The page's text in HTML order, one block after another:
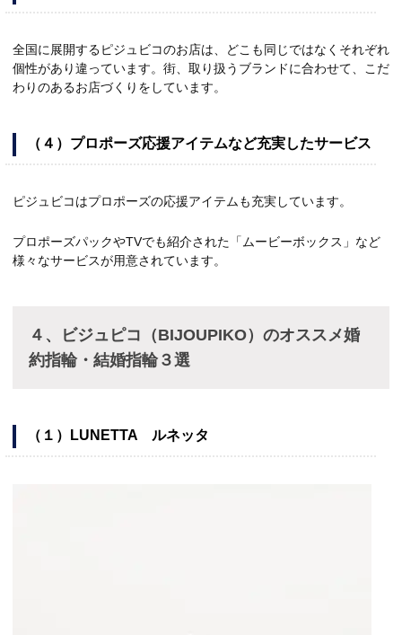
全国に展開するピジュビコのお店は、どこも同じではなくそれぞれ
個性があり違っています。街、取り扱うブランドに合わせて、こだ
わりのあるお店づくりをしています。
（４）プロポーズ応援アイテムなど充実したサービス
ピジュビコはプロポーズの応援アイテムも充実しています。
プロポーズパックやTVでも紹介された「ムービーボックス」など
様々なサービスが用意されています。
４、ビジュピコ（BIJOUPIKO）のオススメ婚
約指輪・結婚指輪３選
（１）LUNETTA ルネッタ